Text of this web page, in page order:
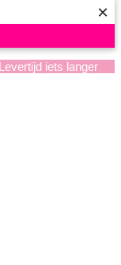
×
iets langer